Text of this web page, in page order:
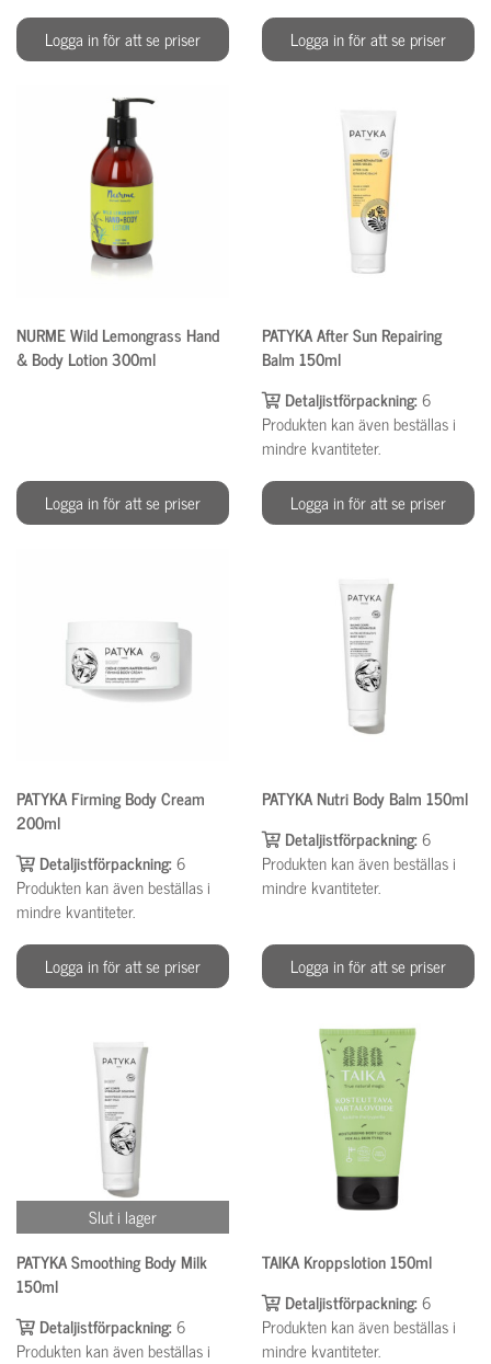
Logga in för att se priser
Logga in för att se priser
NURME Wild Lemongrass Hand
& Body Lotion 300ml
Logga in för att se priser
PATYKA After Sun Repairing
Balm 150ml
Detaljistförpackning:6
Produkten kan även beställas i
mindre kvantiteter.
Logga in för att se priser
PATYKA Firming Body Cream
200ml
Detaljistförpackning:6
Produkten kan även beställas i
mindre kvantiteter.
Logga in för att se priser
PATYKA Nutri Body Balm 150ml
Detaljistförpackning:6
Produkten kan även beställas i
mindre kvantiteter.
Logga in för att se priser
Slut i lager
PATYKA Smoothing Body Milk
150ml
Detaljistförpackning:6
Produkten kan även beställas i
TAIKA Kroppslotion 150ml
Detaljistförpackning:6
Produkten kan även beställas i
mindre kvantiteter.